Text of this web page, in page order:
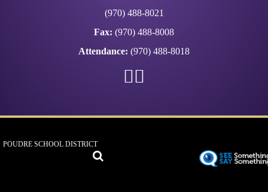
(970) 488-8021
Fax: (970) 488-8008
Attendance: (970) 488-8018
POUDRE SCHOOL DISTRICT